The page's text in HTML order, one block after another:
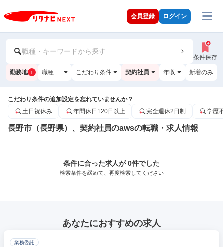
会員登録 ログイン
職種・キーワードから探す
条件保存
勤務地 1 職種 こだわり条件 契約社員 年収 新着のみ
こだわり条件の追加設定を忘れていませんか？
土日祝休み
年間休日120日以上 完全週休2日制 学歴
長野市（長野県）、契約社員のawsの転職・求人情報
条件に合った求人が 0件でした
検索条件を緩めて、再度検索してください
あなたにおすすめの求人
業務委託